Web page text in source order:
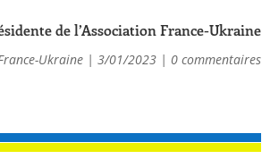
de l’Association France-Ukraine
Ukraine |3/01/2023 |0 commentaires